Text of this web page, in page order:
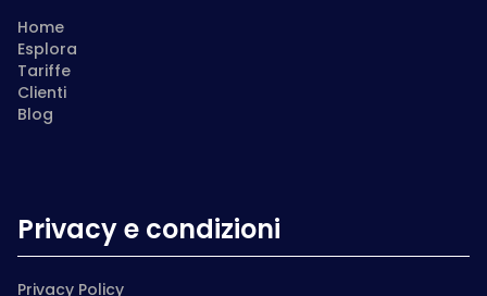
Home
Esplora
Tariffe
Clienti
Blog
Privacy e condizioni
Privacy Policy